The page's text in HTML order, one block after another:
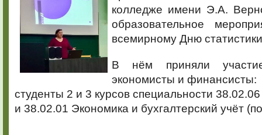
экспертом
Росстата!
колледже имени Э.А.
образовательное
всемирному Дню
В нём приняли
экономисты и финансисты:
студенты 2 и 3 курсов специальности
и 38.02.01 Экономика и бухгалтерский учёт